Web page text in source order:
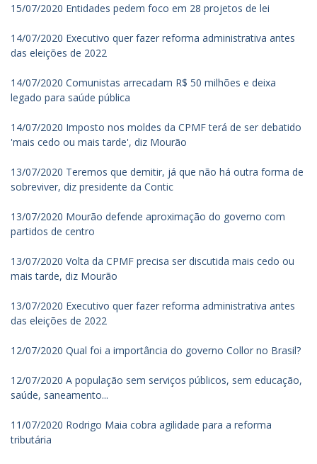
15/07/2020 Entidades pedem foco em 28 projetos de lei
14/07/2020 Executivo quer fazer reforma administrativa antes
das eleições de 2022
14/07/2020 Comunistas arrecadam R$ 50 milhões e deixa
legado para saúde pública
14/07/2020 Imposto nos moldes da CPMF terá de ser debatido
'mais cedo ou mais tarde', diz Mourão
13/07/2020 Teremos que demitir, já que não há outra forma de
sobreviver, diz presidente da Contic
13/07/2020 Mourão defende aproximação do governo com
partidos de centro
13/07/2020 Volta da CPMF precisa ser discutida mais cedo ou
mais tarde, diz Mourão
13/07/2020 Executivo quer fazer reforma administrativa antes
das eleições de 2022
12/07/2020 Qual foi a importância do governo Collor no Brasil?
12/07/2020 A população sem serviços públicos, sem educação,
saúde, saneamento...
11/07/2020 Rodrigo Maia cobra agilidade para a reforma
tributária